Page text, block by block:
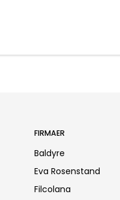
FIRMAER
Baldyre
Eva Rosenstand
Filcolana